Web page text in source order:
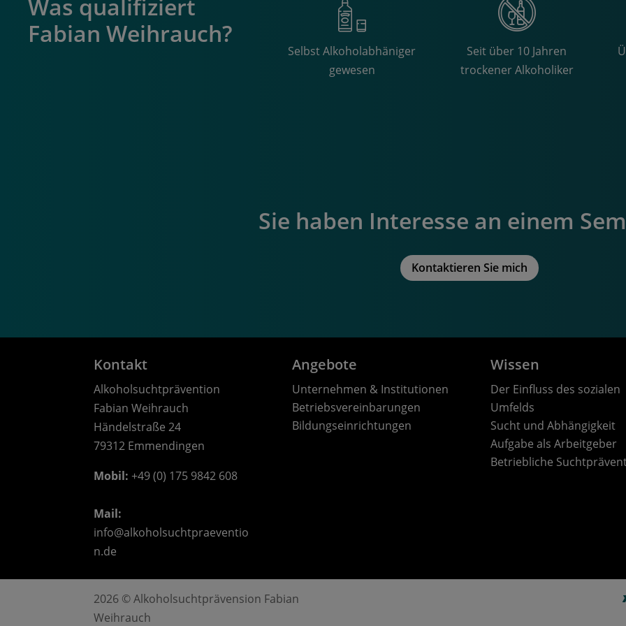
Was qualifiziert
Fabian Weihrauch?
Selbst Alkoholabhäniger
gewesen
Seit über 10 Jahren
trockener Alkoholiker
Sie haben Interesse an einem
Kontaktieren Sie mich
Kontakt
Alkoholsuchtprävention
Fabian Weihrauch
Händelstraße 24
79312 Emmendingen
Mobil: +49 (0) 175 9842 608
info@alkoholsuchtpraeventio
n.de
Angebote
Unternehmen & Institutionen
Betriebsvereinbarungen
Bildungseinrichtungen
Wissen
Der Einfluss des sozialen
Umfelds
Sucht und Abhängigkeit
Aufgabe als Arbeitgeber
Betriebliche
2026 © Alkoholsuchtprävension Fabian
Weihrauch